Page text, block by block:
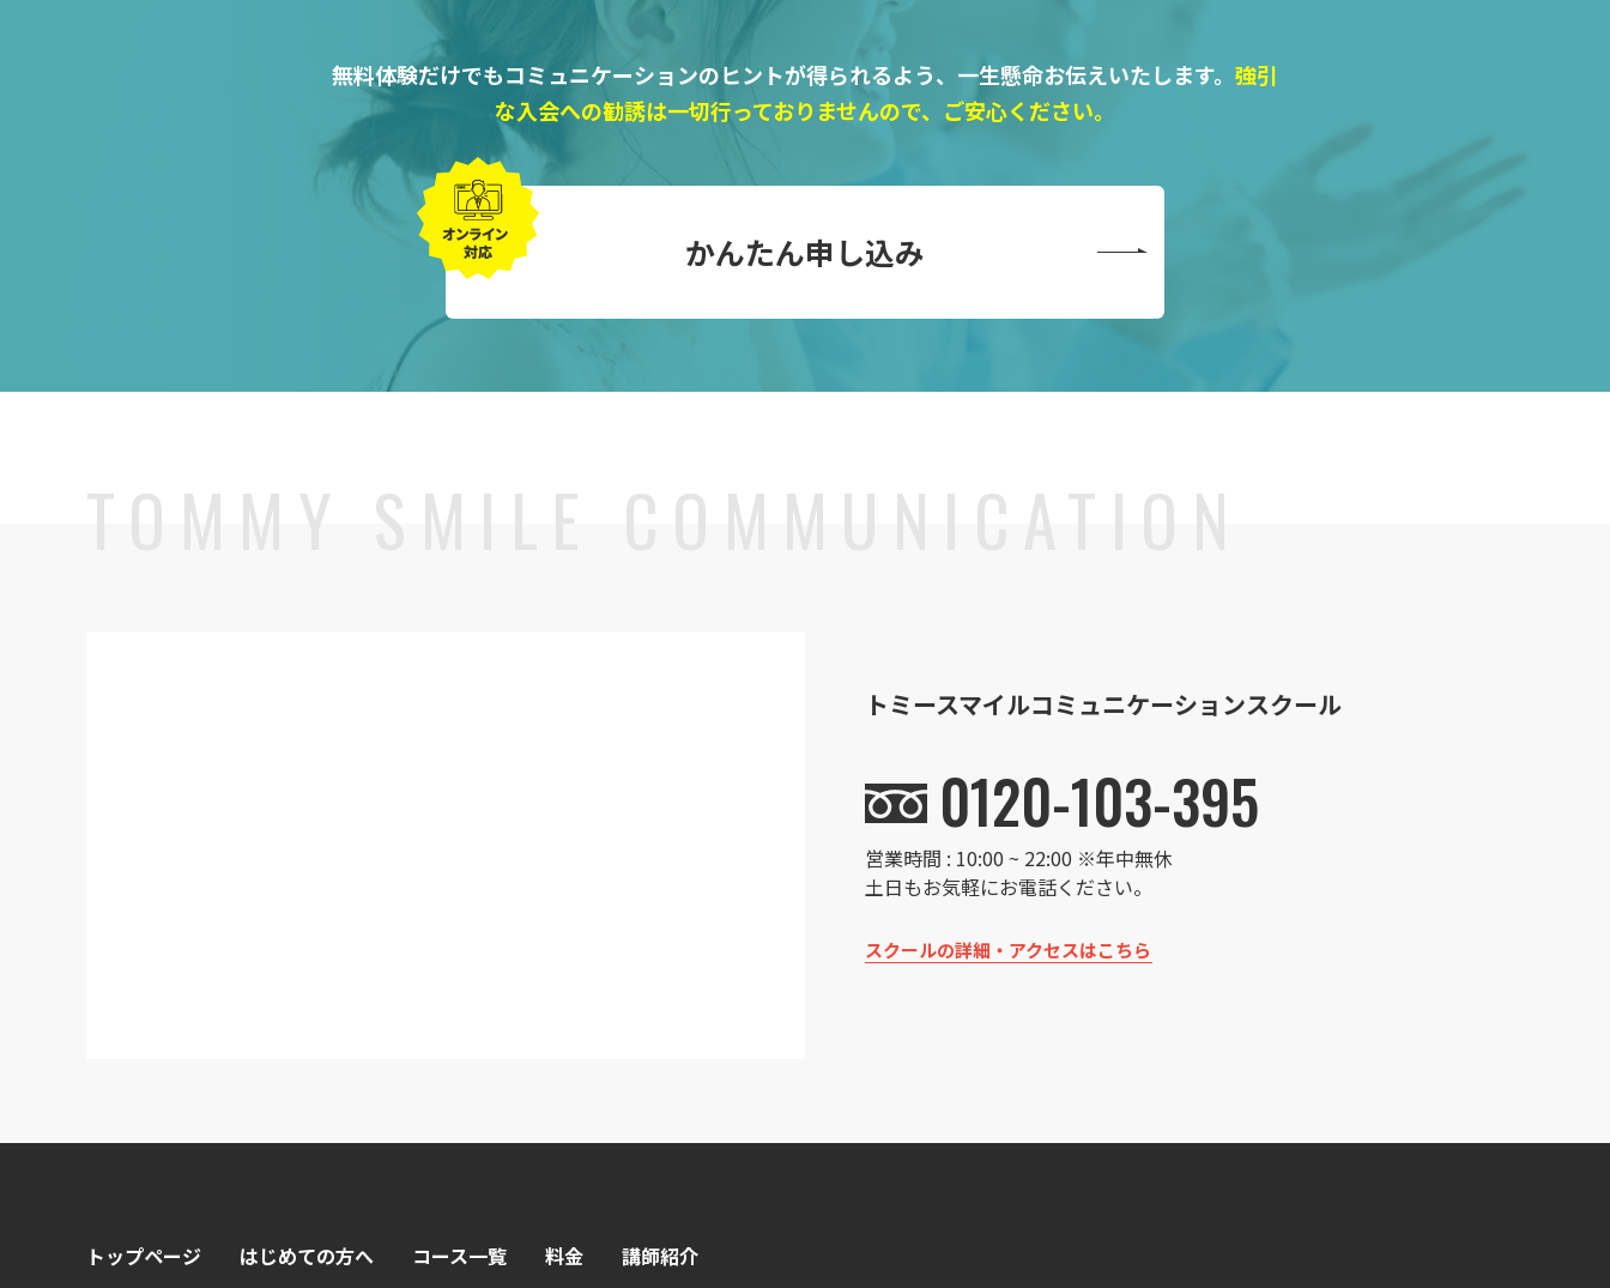
無料体験だけでもコミュニケーションのヒントが得られるよう、一生懸命お伝えいたします。 強引
な入会への勧誘は一切行っておりませんので、ご安心ください。
かんたん申し込み
トミースマイルコミュニケーションスクール
0120-103-395
営業時間 : 10:00 ~ 22:00 ※年中無休
土日もお気軽にお電話ください。
スクールの詳細・アクセスはこちら
トップページ はじめての方へ コース一覧 料金 講師紹介